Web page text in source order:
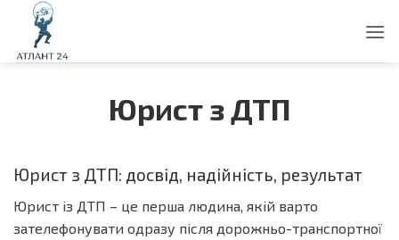
Пропустити
Юрист з ДТП
Юрист з ДТП: досвід, надійність, результат
Юрист із ДТП – це перша людина, якій варто
зателефонувати одразу після дорожньо-транспортної